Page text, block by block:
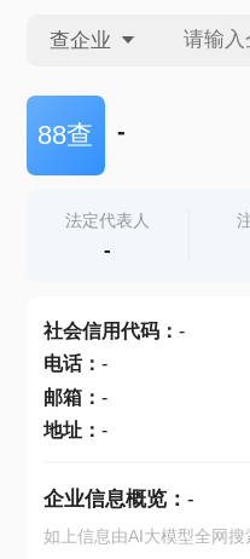
查企业
查企业
查产地
88查 -
法定代表人
-
社会信用代码： -
电话： -
邮箱： -
地址： -
企业信息概览： -
如上信息由AI大模型全网